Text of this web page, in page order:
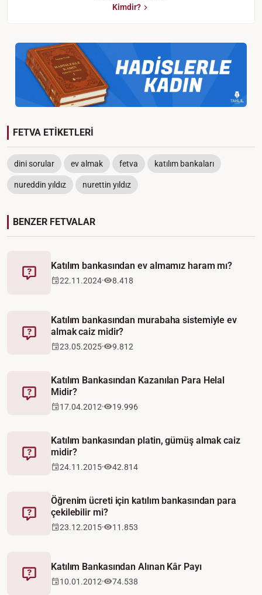
Kimdir?
FETVA ETİKETLERİ
dini sorular ev almak fetva katılım bankaları
nureddin yıldız nurettin yıldız
BENZER FETVALAR
Fetva
Katılım bankasından ev almamız haram mı?
22.11.2024 8.418
Fetva
Katılım bankasından murabaha sistemiyle ev
almak caiz midir?
23.05.2025 9.812
Fetva
Katılım Bankasından Kazanılan Para Helal
Midir?
17.04.2012 19.996
Fetva
Katılım bankasından platin, gümüş almak caiz
midir?
24.11.2015 42.814
Fetva
Öğrenim ücreti için katılım bankasından para
çekilebilir mi?
23.12.2015 11.853
Fetva
Katılım Bankasından Alınan Kâr Payı
10.01.2012 74.538